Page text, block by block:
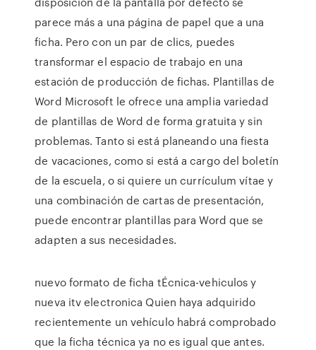
parece más a una página de papel que a una
ficha. Pero con un par de clics, puedes
transformar el espacio de trabajo en una
estación de producción de fichas. Plantillas de
Word Microsoft le ofrece una amplia variedad
de plantillas de Word de forma gratuita y sin
problemas. Tanto si está planeando una fiesta
de vacaciones, como si está a cargo del boletín
de la escuela, o si quiere un currículum vítae y
una combinación de cartas de presentación,
puede encontrar plantillas para Word que se
adapten a sus necesidades.
nuevo formato de ficha tÉcnica-vehiculos y
nueva itv electronica Quien haya adquirido
recientemente un vehículo habrá comprobado
que la ficha técnica ya no es igual que antes.